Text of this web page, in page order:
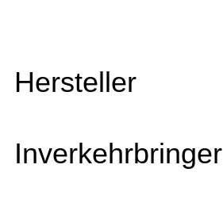
Hersteller
Inverkehrbringer